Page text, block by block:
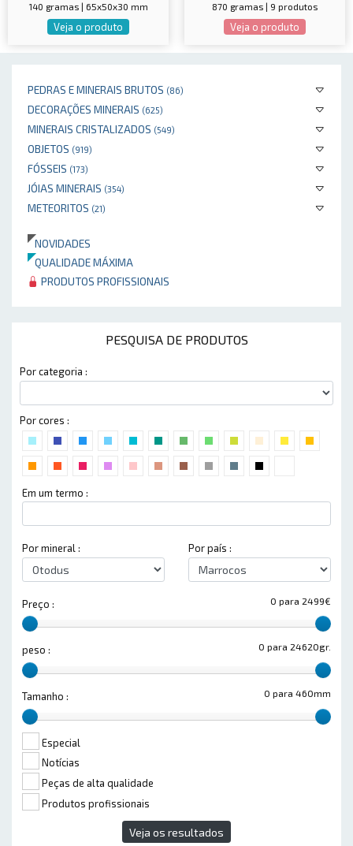
PEDRAS E MINERAIS BRUTOS (86)
DECORAÇÕES MINERAIS (625)
MINERAIS CRISTALIZADOS (549)
OBJETOS (919)
FÓSSEIS (173)
JÓIAS MINERAIS (354)
METEORITOS (21)
NOVIDADES
QUALIDADE MÁXIMA
PRODUTOS PROFISSIONAIS
PESQUISA DE PRODUTOS
Por categoria :
Por cores :
Em um termo :
Por mineral : Por país :
0 para 2499€
Preço :
0 para 24620gr.
peso :
0 para 460mm
Tamanho :
Especial
Notícias
Peças de alta qualidade
Produtos profissionais
Veja os resultados
140 gramas | 65x50x30 mm
Veja o produto
870 gramas | 9 produtos
Veja o produto